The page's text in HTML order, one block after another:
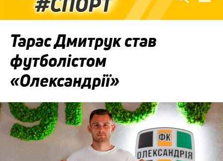
Тарас Дмитрук став
футболістом
«Олександрії»